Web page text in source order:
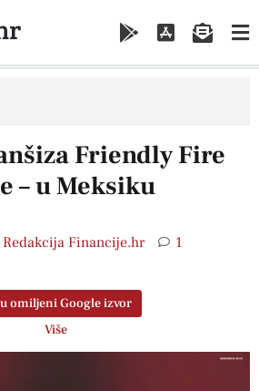
Friendly Fire
– u Meksiku
Redakcija Financije.hr 1
omiljeni Google izvor
Više